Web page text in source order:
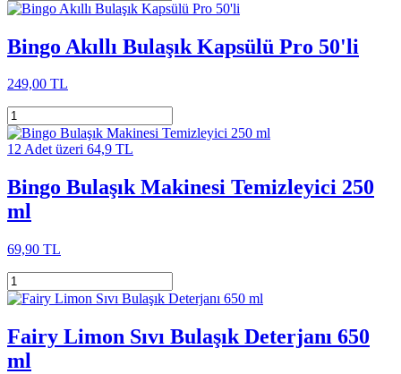
Bingo Akıllı Bulaşık Kapsülü Pro 50'li
249,00 TL
12 Adet üzeri 64,9 TL
Bingo Bulaşık Makinesi Temizleyici 250
ml
69,90 TL
Fairy Limon Sıvı Bulaşık Deterjanı 650
ml